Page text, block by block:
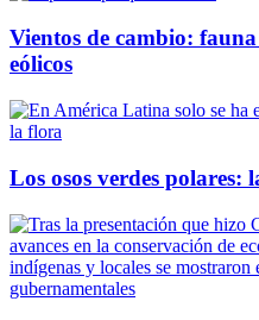
Vientos de cambio:
eólicos
Los osos verdes polares: